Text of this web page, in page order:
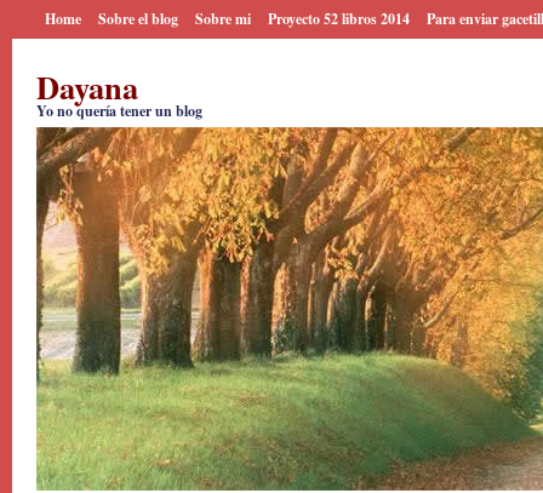
Home Sobre el blog Sobre mi Proyecto 52 libros 2014 Para enviar
Dayana
Yo no quería tener un blog